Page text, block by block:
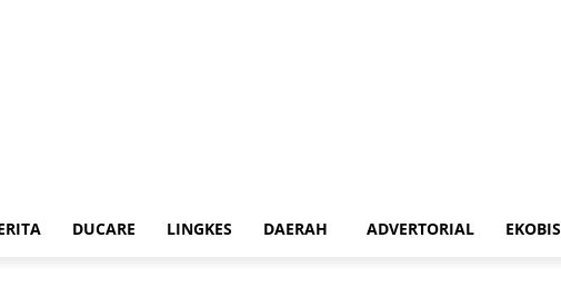
DUCARE LINGKES DAERAH ADVERTORIAL EKOBIS